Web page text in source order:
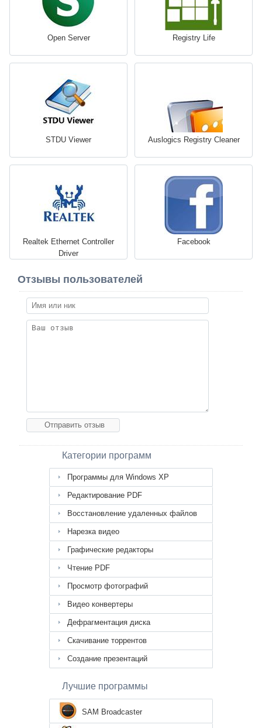
Open Server Registry Life
STDU Viewer Auslogics Registry Cleaner
Realtek Ethernet Controller
Driver
Facebook
Отзывы пользователей
Категории программ
Программы для Windows XP
Редактирование PDF
Восстановление удаленных файлов
Нарезка видео
Графические редакторы
Чтение PDF
Просмотр фотографий
Видео конвертеры
Дефрагментация диска
Скачивание торрентов
Создание презентаций
Лучшие программы
SAM Broadcaster